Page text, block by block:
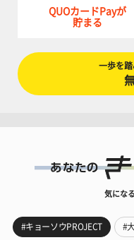
QUOカードPayが
貯まる
一歩を
気にな
#キョーソウPROJECT #